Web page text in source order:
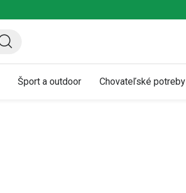
Šport a outdoor Chovateľské potreby